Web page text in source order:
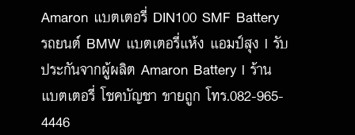
Amaron แบตเตอรี่ DIN100 SMF Battery
รถยนต์ BMW แบตเตอรี่แห้ง แอมป์สุง l รับ
ประกันจากผู้ผลิต Amaron Battery l ร้าน
แบตเตอรี่ โชคบัญชา ขายถูก โทร.082-965-
4446